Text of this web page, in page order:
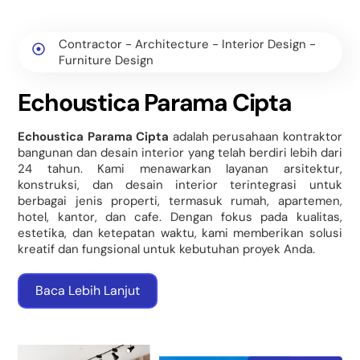
Contractor - Architecture - Interior Design -
Furniture Design
Echoustica Parama Cipta
Echoustica Parama Cipta adalah perusahaan kontraktor
bangunan dan desain interior yang telah berdiri lebih dari
24 tahun. Kami menawarkan layanan arsitektur,
konstruksi, dan desain interior terintegrasi untuk
berbagai jenis properti, termasuk rumah, apartemen,
hotel, kantor, dan cafe. Dengan fokus pada kualitas,
estetika, dan ketepatan waktu, kami memberikan solusi
kreatif dan fungsional untuk kebutuhan proyek Anda.
Baca Lebih Lanjut